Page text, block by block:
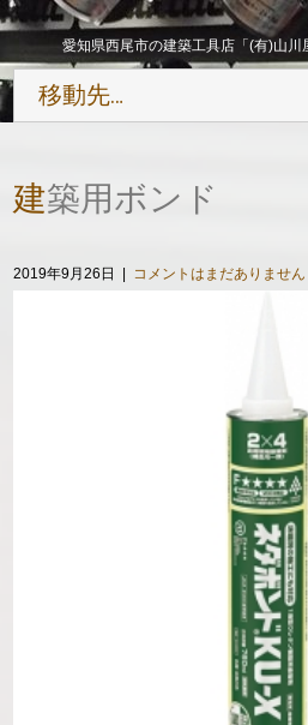
愛知県西尾市の建築工具店「(有)山川
移動先…
建築用ボンド
2019年9月26日 コメントはまだありません